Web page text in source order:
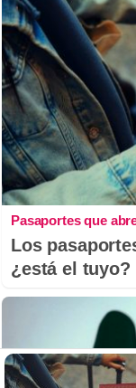
Pasaportes que
Los
¿está el tuyo?